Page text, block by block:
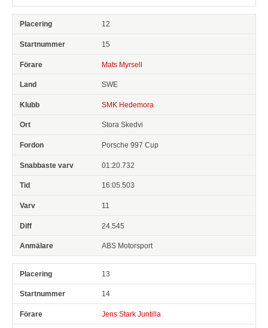
12
15
Mats Myrsell
SWE
SMK Hedemora
Stora Skedvi
Porsche 997 Cup
01:20.732
16:05.503
11
24.545
ABS Motorsport
13
14
Jens Stark Juntilla